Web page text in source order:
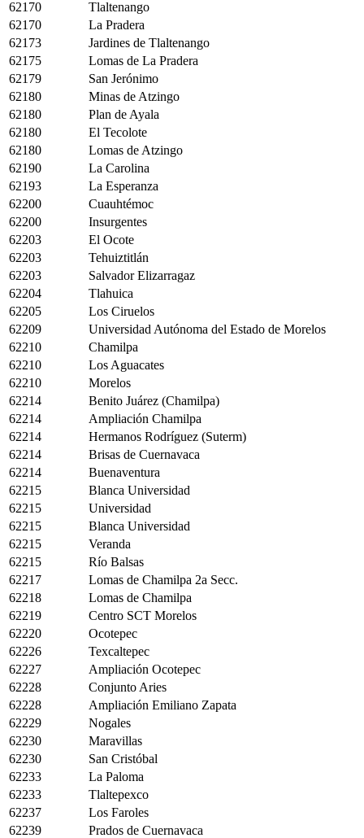
62170
Tlaltenango
62170
La Pradera
62173
Jardines de Tlaltenango
62175
Lomas de La Pradera
62179
San Jerónimo
62180
Minas de Atzingo
62180
Plan de Ayala
62180
El Tecolote
62180
Lomas de Atzingo
62190
La Carolina
62193
La Esperanza
62200
Cuauhtémoc
62200
Insurgentes
62203
El Ocote
62203
Tehuiztitlán
62203
Salvador Elizarragaz
62204
Tlahuica
62205
Los Ciruelos
62209
Universidad Autónoma del Estado de Morelos
62210
Chamilpa
62210
Los Aguacates
62210
Morelos
62214
Benito Juárez (Chamilpa)
62214
Ampliación Chamilpa
62214
Hermanos Rodríguez (Suterm)
62214
Brisas de Cuernavaca
62214
Buenaventura
62215
Blanca Universidad
62215
Universidad
62215
Blanca Universidad
62215
Veranda
62215
Río Balsas
62217
Lomas de Chamilpa 2a Secc.
62218
Lomas de Chamilpa
62219
Centro SCT Morelos
62220
Ocotepec
62226
Texcaltepec
62227
Ampliación Ocotepec
62228
Conjunto Aries
62228
Ampliación Emiliano Zapata
62229
Nogales
62230
Maravillas
62230
San Cristóbal
62233
La Paloma
62233
Tlaltepexco
62237
Los Faroles
62239
Prados de Cuernavaca